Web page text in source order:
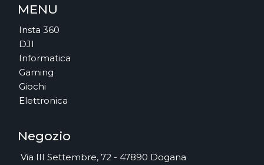
MENU
Insta 360
DJI
Informatica
Gaming
Giochi
Elettronica
Negozio
Via III Settembre, 72 - 47890 Dogana